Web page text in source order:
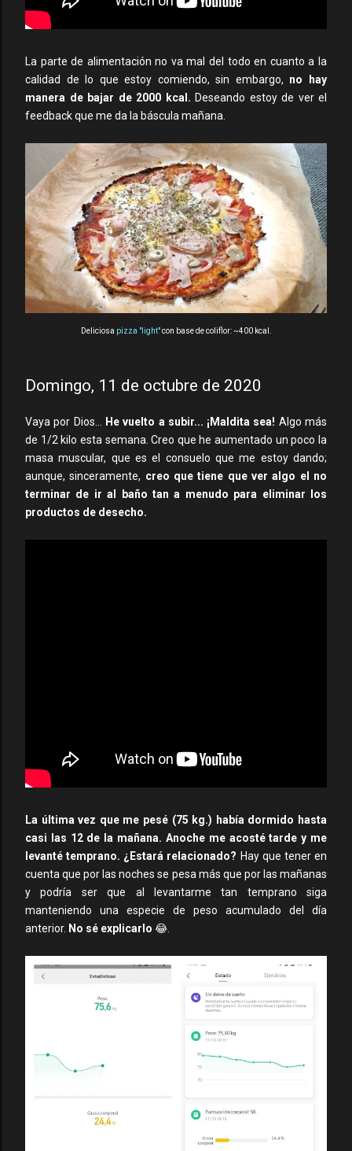
La parte de alimentación no va mal del todo en cuanto a la
calidad de lo que estoy comiendo, sin embargo, no hay
manera de bajar de 2000 kcal. Deseando estoy de ver el
feedback que me da la báscula mañana.
Deliciosa pizza "light"con base de coliflor: ~400 kcal.
Domingo, 11 de octubre de 2020
Vaya por Dios... He vuelto a subir... ¡Maldita sea! Algo más
de 1/2 kilo esta semana. Creo que he aumentado un poco la
masa muscular, que es el consuelo que me estoy dando;
aunque, sinceramente, creo que tiene que ver algo el no
terminar de ir al baño tan a menudo para eliminar los
productos de desecho.
La última vez que me pesé (75 kg.) había dormido hasta
casi las 12 de la mañana. Anoche me acosté tarde y me
levanté temprano. ¿Estará relacionado? Hay que tener en
cuenta que por las noches se pesa más que por las mañanas
y podría ser que al levantarme tan temprano siga
manteniendo una especie de peso acumulado del día
anterior. No sé explicarlo 😂.